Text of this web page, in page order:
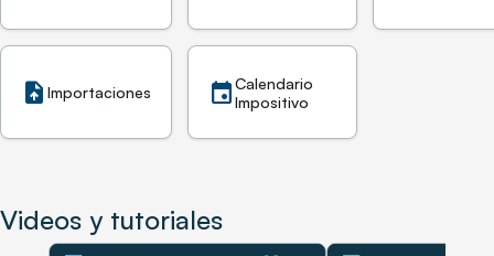
upload_file Importaciones eventCalendario
Impositivo
Videos y tutoriales